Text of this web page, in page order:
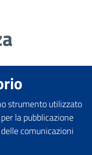
strumento utilizzato
la pubblicazione
comunicazioni